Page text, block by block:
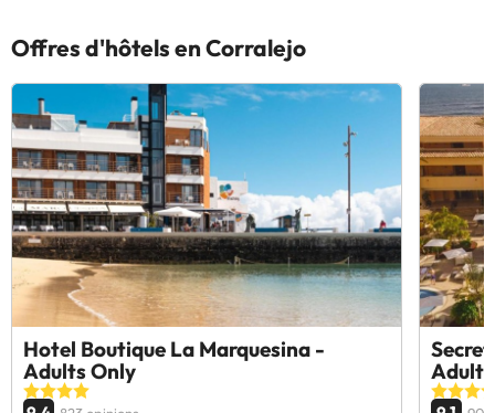
Offres d'hôtels en Corralejo
Hotel Boutique La Marquesina -
Adults Only